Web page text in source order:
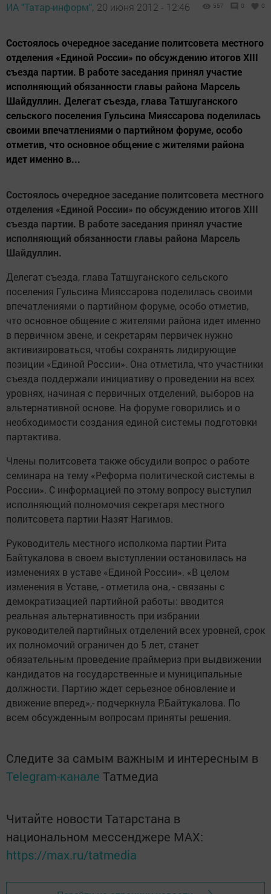
ИА "Татар-информ", 20 июня 2012 - 12:46 557 0 0
Состоялось очередное заседание политсовета местного
отделения «Единой России» по обсуждению итогов ХIII
съезда партии. В работе заседания принял участие
исполняющий обязанности главы района Марсель
Шайдуллин. Делегат съезда, глава Татшуганского
сельского поселения Гульсина Мияссарова поделилась
своими впечатлениями о партийном форуме, особо
отметив, что основное общение с жителями района
идет именно в...
Состоялось очередное заседание политсовета местного
отделения «Единой России» по обсуждению итогов ХIII
съезда партии. В работе заседания принял участие
исполняющий обязанности главы района Марсель
Шайдуллин.
Делегат съезда, глава Татшуганского сельского
поселения Гульсина Мияссарова поделилась своими
впечатлениями о партийном форуме, особо отметив,
что основное общение с жителями района идет именно
в первичном звене, и секретарям первичек нужно
активизироваться, чтобы сохранять лидирующие
позиции «Единой России». Она отметила, что участники
съезда поддержали инициативу о проведении на всех
уровнях, начиная с первичных отделений, выборов на
альтернативной основе. На форуме говорились и о
необходимости создания единой системы подготовки
партактива.
Члены политсовета также обсудили вопрос о работе
семинара на тему «Реформа политической системы в
России». С информацией по этому вопросу выступил
исполняющий полномочия секретаря местного
политсовета партии Назят Нагимов.
Руководитель местного исполкома партии Рита
Байтукалова в своем выступлении остановилась на
изменениях в уставе «Единой России». «В целом
изменения в Уставе, - отметила она, - связаны с
демократизацией партийной работы: вводится
реальная альтернативность при избрании
руководителей партийных отделений всех уровней, срок
их полномочий ограничен до 5 лет, станет
обязательным проведение праймериз при выдвижении
кандидатов на государственные и муниципальные
должности. Партию ждет серьезное обновление и
движение вперед»,- подчеркнула Р.Байтукалова. По
всем обсужденным вопросам приняты решения.
Следите за самым важным и интересным в
Telegram-канале Татмедиа
Читайте новости Татарстана в
национальном мессенджере MАХ:
https://max.ru/tatmedia